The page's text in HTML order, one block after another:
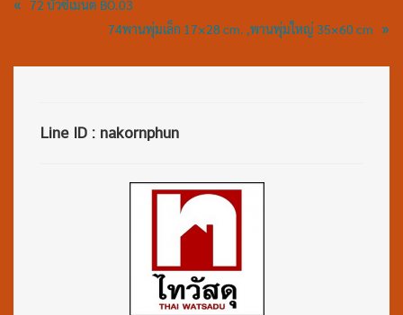
72 บัวซีเมนต์ BO.03
74พานพุ่มเล็ก 17×28 cm. ,พานพุ่มใหญ่ 35×60 cm
»
Line ID : nakornphun